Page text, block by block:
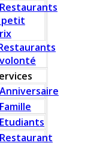
Restaurants
petit
Anniversaire
Famille
Etudiants
Restaurant